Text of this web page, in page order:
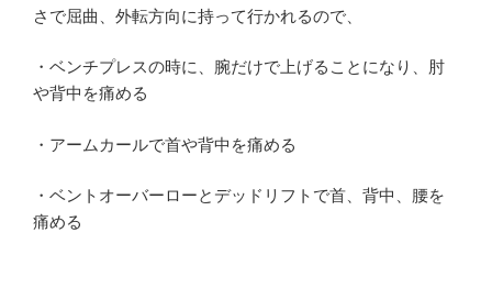
さで屈曲、外転方向に持って行かれるので、
・ベンチプレスの時に、腕だけで上げることになり、肘
や背中を痛める
・アームカールで首や背中を痛める
・ベントオーバーローとデッドリフトで首、背中、腰を
痛める